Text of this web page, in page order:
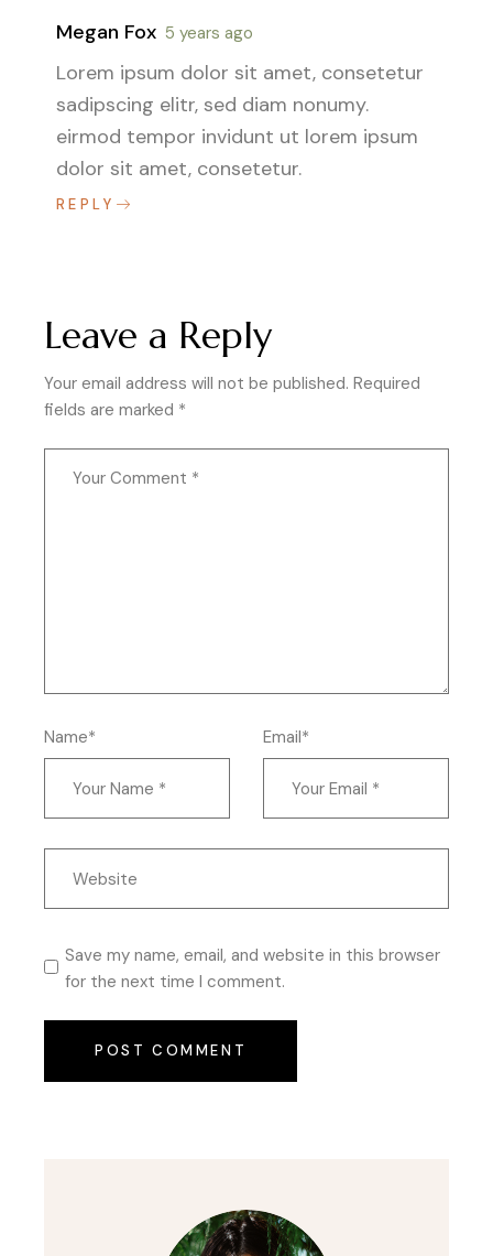
Megan Fox 5 years ago
Lorem ipsum dolor sit amet, consetetur
sadipscing elitr, sed diam nonumy.
eirmod tempor invidunt ut lorem ipsum
dolor sit amet, consetetur.
REPLY
Leave a Reply
Your email address will not be published. Required
fields are marked *
Name* Email*
Save my name, email, and website in this browser
for the next time I comment.
POST COMMENT